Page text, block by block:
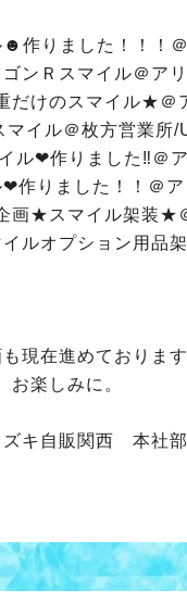
作りました！！！
ンＲスマイル＠ア
だけのスマイル★＠
イル＠枚方営業所/
ル❤作りました‼＠
作りました！！＠ア
画★スマイル架装★
ルオプション用品
現在進めております
お楽しみに。
ズキ自販関西 本社